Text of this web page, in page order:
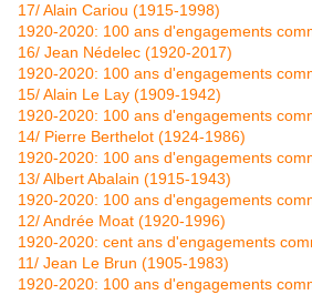
17/ Alain Cariou (1915-1998)
1920-2020: 100 ans d'engagements
16/ Jean Nédelec (1920-2017)
1920-2020: 100 ans d'engagements
15/ Alain Le Lay (1909-1942)
1920-2020: 100 ans d'engagements
14/ Pierre Berthelot (1924-1986)
1920-2020: 100 ans d'engagements
13/ Albert Abalain (1915-1943)
1920-2020: 100 ans d'engagements
12/ Andrée Moat (1920-1996)
1920-2020: cent ans d'engagements
11/ Jean Le Brun (1905-1983)
1920-2020: 100 ans d'engagements